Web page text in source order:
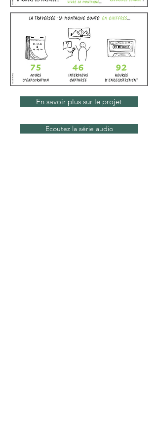
En savoir plus sur le projet
Ecoutez la série audio